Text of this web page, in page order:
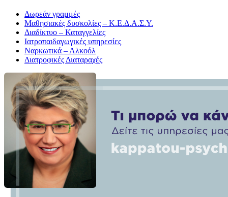
Δωρεάν γραμμές
Μαθησιακές δυσκολίες – Κ.Ε.Δ.Α.Σ.Υ.
Διαδίκτυο – Καταγγελίες
Ιατροπαιδαγωγικές υπηρεσίες
Ναρκωτικά – Αλκοόλ
Διατροφικές Διαταραχές